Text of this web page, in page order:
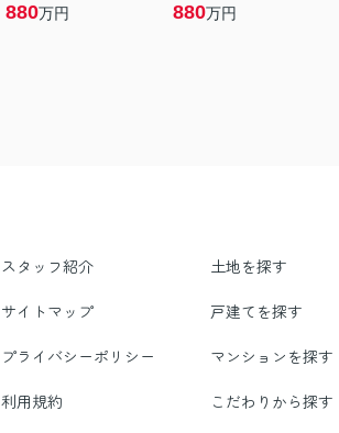
880万円 880万円
スタッフ紹介 土地を探す
サイトマップ 戸建てを探す
プライバシーポリシー マンションを探す
利用規約 こだわりから探す